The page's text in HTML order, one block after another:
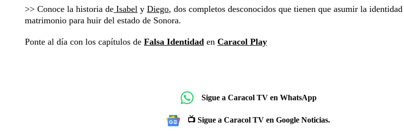
>> Conoce la historia de Isabel y Diego, dos completos desconocidos que tienen que asumir la
matrimonio para huir del estado de Sonora.
Ponte al día con los capítulos de Falsa Identidad en Caracol Play
Sigue a Caracol TV en WhatsApp
📺 Sigue a Caracol TV en Google Noticias.